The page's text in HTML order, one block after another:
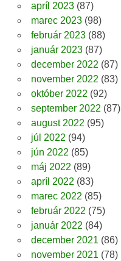
apríl 2023(87)
marec 2023(98)
február 2023(88)
január 2023(87)
december 2022 (87)
november 2022 (83)
október 2022 (92)
september 2022 (87)
august 2022 (95)
júl 2022 (94)
jún 2022 (85)
máj 2022 (89)
apríl 2022 (83)
marec 2022 (85)
február 2022 (75)
január 2022 (84)
december 2021 (86)
november 2021 (78)